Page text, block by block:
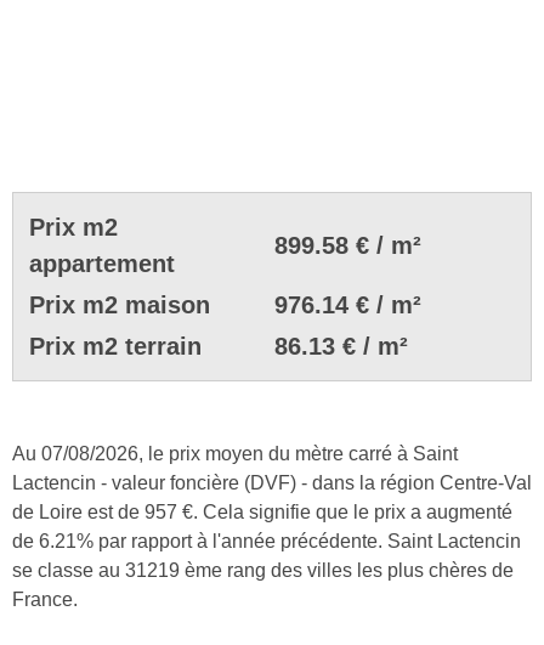
Prix m2
appartement
899.58 € / m²
Prix m2 maison
976.14 € / m²
Prix m2 terrain
86.13 € / m²
Au 07/08/2026, le prix moyen du mètre carré à Saint
Lactencin - valeur foncière (DVF) - dans la région Centre-Val
de Loire est de 957 €. Cela signifie que le prix a augmenté
de 6.21% par rapport à l'année précédente. Saint Lactencin
se classe au 31219 ème rang des villes les plus chères de
France.